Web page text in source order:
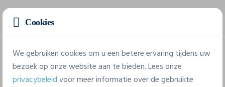
Cookies
We gebruiken cookies om u een betere ervaring tijdens uw
bezoek op onze website aan te bieden. Lees onze
privacybeleidvoor meer informatie over de gebruikte